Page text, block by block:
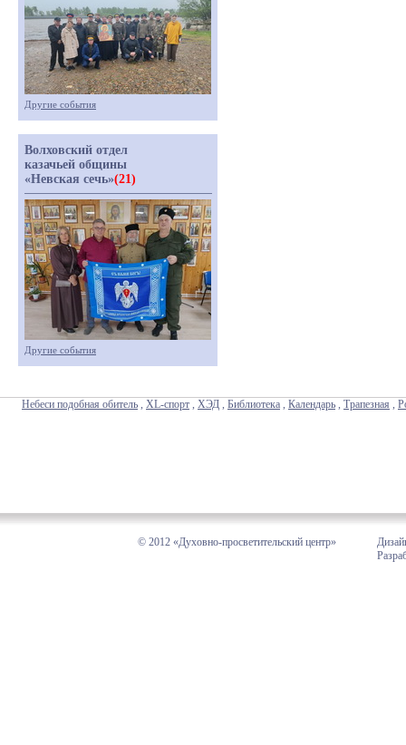
Другие события
Волховский отдел
казачьей общины
«Невская сечь»(21)
Другие события
Небеси подобная обитель , XL-спорт , ХЭД , Библиотека , Календарь , Трапезная ,
© 2012 «Духовно-просветительский центр»